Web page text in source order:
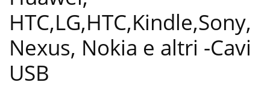
HTC,LG,HTC,Kindle,Sony,
Nexus, Nokia e altri -Cavi
USB